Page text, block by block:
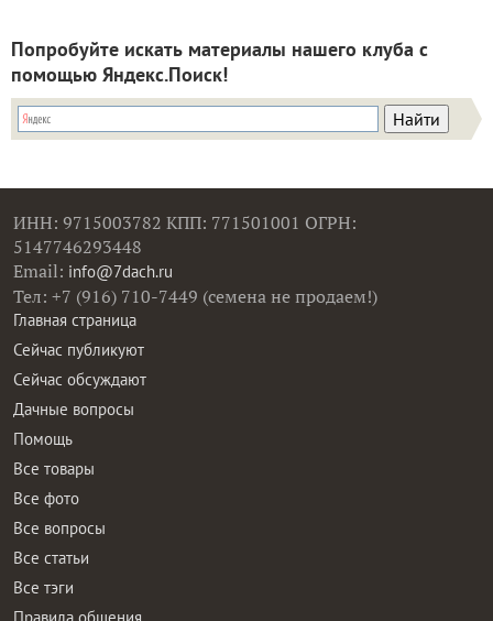
Попробуйте искать материалы нашего клуба с
помощью Яндекс.Поиск!
ИНН: 9715003782 КПП: 771501001 ОГРН:
5147746293448
Email: info@7dach.ru
Тел: +7 (916) 710-7449 (семена не продаем!)
Главная страница
Сейчас публикуют
Сейчас обсуждают
Дачные вопросы
Помощь
Все товары
Все фото
Все вопросы
Все статьи
Все тэги